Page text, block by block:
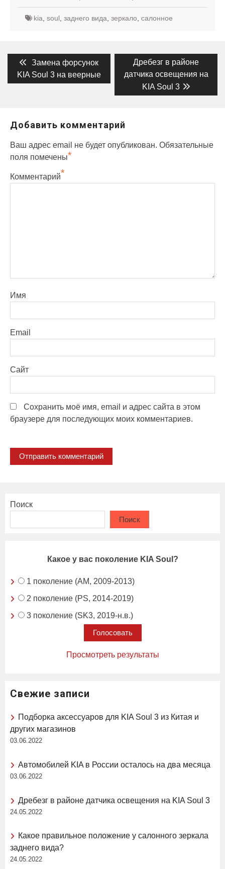
kia soul заднего вида зеркало салонное
Навигация
по
Предыдущая
запись:
Замена форсунок
KIA Soul 3 на веерные
Следующая
запись:
Дребезг в районе
датчика освещения на
KIA Soul 3
Добавить комментарий
Ваш адрес email не будет опубликован. Обязательные
поля помечены*
Комментарий*
Имя
Email
Сайт
Сохранить моё имя, email и адрес сайта в этом
браузере для последующих моих комментариев.
Поиск
Поиск
Какое у вас поколение KIA Soul?
1 поколение (AM, 2009-2013)
2 поколение (PS, 2014-2019)
3 поколение (SK3, 2019-н.в.)
Просмотреть результаты
Свежие записи
Подборка аксессуаров для KIA Soul 3 из Китая и
других магазинов
03.06.2022
Автомобилей KIA в России осталось на два месяца
03.06.2022
Дребезг в районе датчика освещения на KIA Soul 3
24.05.2022
Какое правильное положение у салонного зеркала
заднего вида?
24.05.2022